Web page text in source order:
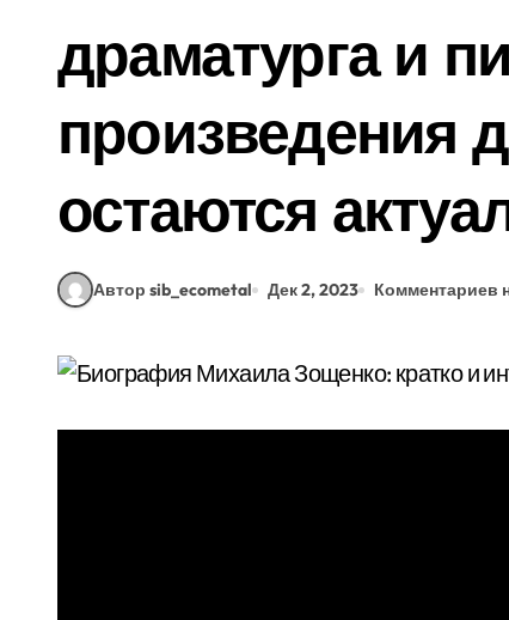
драматурга и
произведения
остаются
Автор sib_ecometal Дек 2, 2023 Комментариев